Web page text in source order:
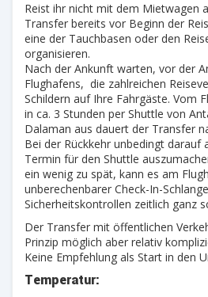
Reist ihr nicht mit dem Mietwagen
Transfer bereits vor Beginn der
eine der Tauchbasen oder den
organisieren.
Nach der Ankunft warten, vor der
Flughafens, die zahlreichen
Schildern auf Ihre Fahrgäste. Vom
in ca. 3 Stunden per Shuttle von
Dalaman aus dauert der Transfer
Bei der Rückkehr unbedingt darauf
Termin für den Shuttle
ein wenig zu spät, kann es am
unberechenbarer Check-In-
Sicherheitskontrollen zeitlich ganz
Der Transfer mit öffentlichen
Prinzip möglich aber relativ
Keine Empfehlung als Start in den
Temperatur: